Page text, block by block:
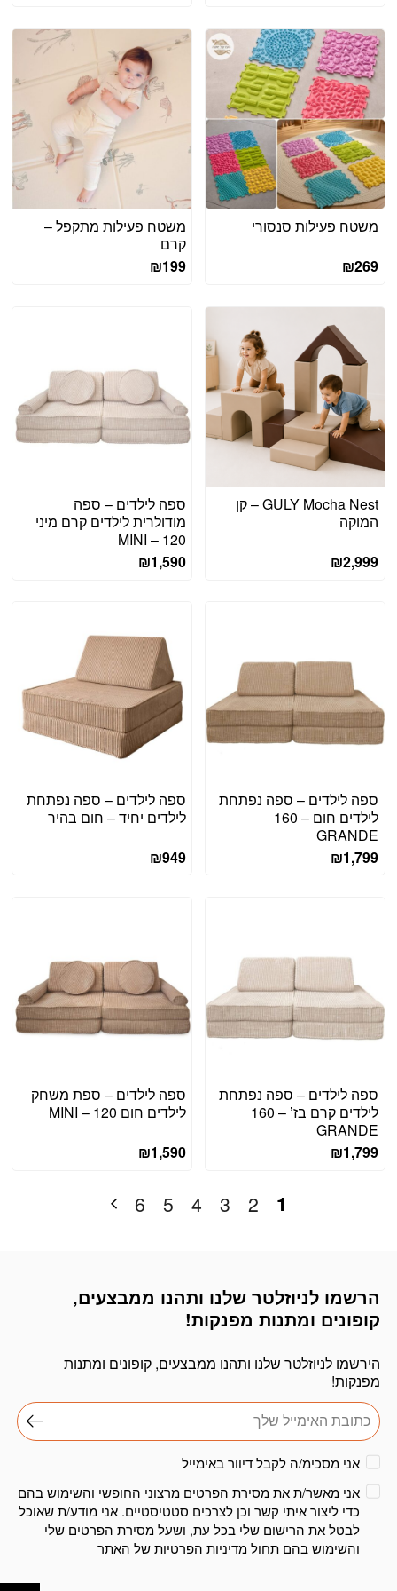
₪239.
משטח פעילות סנסורי
₪269
משטח פעילות מתקפל –
קרם
₪199
GULY Mocha Nest – קן
המוקה
₪2,999
ספה לילדים – ספה
מודולרית לילדים קרם מיני
120 – MINI
₪1,590
ספה לילדים – ספה נפתחת
לילדים חום – 160
GRANDE
₪1,799
ספה לילדים – ספה נפתחת
לילדים יחיד – חום בהיר
₪949
ספה לילדים – ספה נפתחת
לילדים קרם בז’ – 160
GRANDE
₪1,799
ספה לילדים – ספת משחק
לילדים חום 120 – MINI
₪1,590
1
2
3
4
5
6
הרשמו לניוזלטר שלנו ותהנו ממבצעים,
קופונים ומתנות מפנקות!
הירשמו לניוזלטר שלנו ותהנו ממבצעים, קופונים ומתנות
מפנקות!
דוא׳׳ל
אני מסכימ/ה לקבל דיוור באימייל
אני מאשר/ת את מסירת הפרטים מרצוני החופשי והשימוש בהם
כדי ליצור איתי קשר וכן לצרכים סטטיסטיים. אני מודע/ת שאוכל
לבטל את הרישום שלי בכל עת, ושעל מסירת הפרטים שלי
והשימוש בהם תחולמדיניות הפרטיותשל האתר